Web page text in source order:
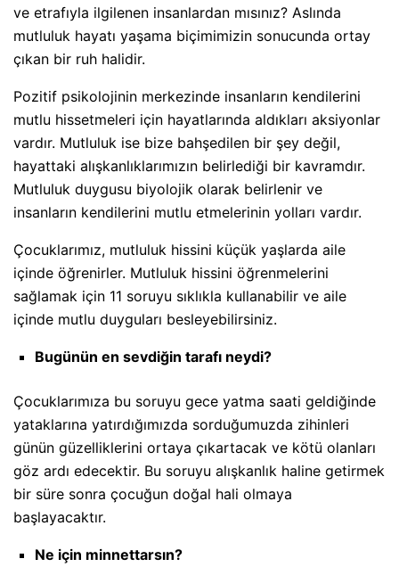
ve etrafıyla ilgilenen insanlardan mısınız? Aslında
mutluluk hayatı yaşama biçimimizin sonucunda ortay
çıkan bir ruh halidir.
Pozitif psikolojinin merkezinde insanların kendilerini
mutlu hissetmeleri için hayatlarında aldıkları aksiyonlar
vardır. Mutluluk ise bize bahşedilen bir şey değil,
hayattaki alışkanlıklarımızın belirlediği bir kavramdır.
Mutluluk duygusu biyolojik olarak belirlenir ve
insanların kendilerini mutlu etmelerinin yolları vardır.
Çocuklarımız, mutluluk hissini küçük yaşlarda aile
içinde öğrenirler. Mutluluk hissini öğrenmelerini
sağlamak için 11 soruyu sıklıkla kullanabilir ve aile
içinde mutlu duyguları besleyebilirsiniz.
Bugünün en sevdiğin tarafı neydi?
Çocuklarımıza bu soruyu gece yatma saati geldiğinde
yataklarına yatırdığımızda sorduğumuzda zihinleri
günün güzelliklerini ortaya çıkartacak ve kötü olanları
göz ardı edecektir. Bu soruyu alışkanlık haline getirmek
bir süre sonra çocuğun doğal hali olmaya
başlayacaktır.
Ne için minnettarsın?